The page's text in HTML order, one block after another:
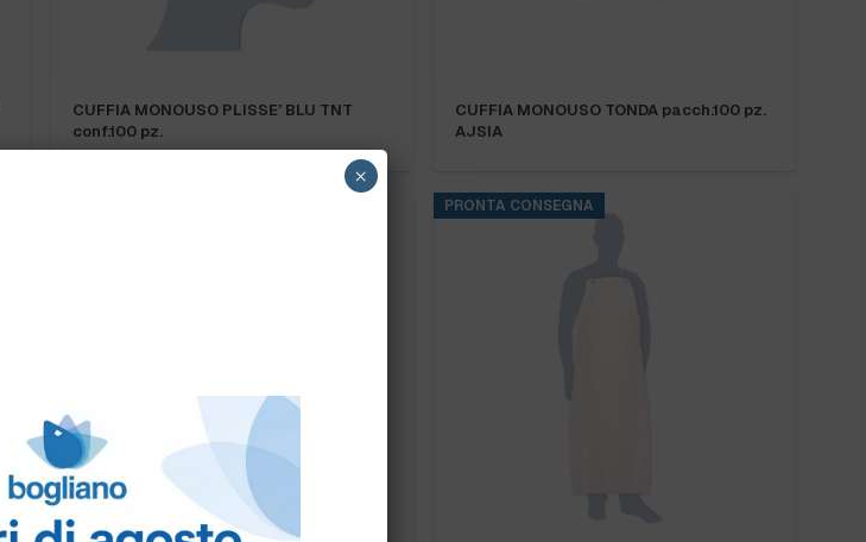
CUFFIA MONOUSO PLISSE’ BLU TNT
conf.100 pz.
CUFFIA MONOUSO TONDA pacch.100 pz.
AJSIA
PRONTA CONSEGNA
×